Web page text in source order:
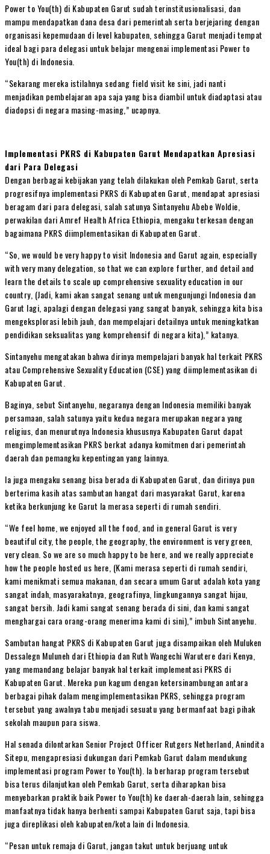
Power to You(th) di Kabupaten Garut sudah terinstitusionalisasi, dan
mampu mendapatkan dana desa dari pemerintah serta berjejaring dengan
organisasi kepemudaan di level kabupaten, sehingga Garut menjadi tempat
ideal bagi para delegasi untuk belajar mengenai implementasi Power to
You(th) di Indonesia.
“Sekarang mereka istilahnya sedang field visit ke sini, jadi nanti
menjadikan pembelajaran apa saja yang bisa diambil untuk diadaptasi atau
diadopsi di negara masing-masing,” ucapnya.
Implementasi PKRS di Kabupaten Garut Mendapatkan Apresiasi
dari Para Delegasi
Dengan berbagai kebijakan yang telah dilakukan oleh Pemkab Garut, serta
progresifnya implementasi PKRS di Kabupaten Garut, mendapat apresiasi
beragam dari para delegasi, salah satunya Sintanyehu Abebe Woldie,
perwakilan dari Amref Health Africa Ethiopia, mengaku terkesan dengan
bagaimana PKRS diimplementasikan di Kabupaten Garut.
“So, we would be very happy to visit Indonesia and Garut again, especially
with very many delegation, so that we can explore further, and detail and
learn the details to scale up comprehensive sexuality education in our
country, (Jadi, kami akan sangat senang untuk mengunjungi Indonesia dan
Garut lagi, apalagi dengan delegasi yang sangat banyak, sehingga kita bisa
mengeksplorasi lebih jauh, dan mempelajari detailnya untuk meningkatkan
pendidikan seksualitas yang komprehensif di negara kita),” katanya.
Sintanyehu mengatakan bahwa dirinya mempelajari banyak hal terkait PKRS
atau Comprehensive Sexuality Education (CSE) yang diimplementasikan di
Kabupaten Garut.
Baginya, sebut Sintanyehu, negaranya dengan Indonesia memiliki banyak
persamaan, salah satunya yaitu kedua negara merupakan negara yang
religius, dan menurutnya Indonesia khususnya Kabupaten Garut dapat
mengimplementasikan PKRS berkat adanya komitmen dari pemerintah
daerah dan pemangku kepentingan yang lainnya.
Ia juga mengaku senang bisa berada di Kabupaten Garut, dan dirinya pun
berterima kasih atas sambutan hangat dari masyarakat Garut, karena
ketika berkunjung ke Garut Ia merasa seperti di rumah sendiri.
“We feel home, we enjoyed all the food, and in general Garut is very
beautiful city, the people, the geography, the environment is very green,
very clean. So we are so much happy to be here, and we really appreciate
how the people hosted us here, (Kami merasa seperti di rumah sendiri,
kami menikmati semua makanan, dan secara umum Garut adalah kota yang
sangat indah, masyarakatnya, geografinya, lingkungannya sangat hijau,
sangat bersih. Jadi kami sangat senang berada di sini, dan kami sangat
menghargai cara orang-orang menerima kami di sini),” imbuh Sintanyehu.
Sambutan hangat PKRS di Kabupaten Garut juga disampaikan oleh Muluken
Dessalegn Muluneh dari Ethiopia dan Ruth Wangechi Warutere dari Kenya,
yang memandang belajar banyak hal terkait implementasi PKRS di
Kabupaten Garut. Mereka pun kagum dengan ketersinambungan antara
berbagai pihak dalam mengimplementasikan PKRS, sehingga program
tersebut yang awalnya tabu menjadi sesuatu yang bermanfaat bagi pihak
sekolah maupun para siswa.
Hal senada dilontarkan Senior Project Officer Rutgers Netherland, Anindita
Sitepu, mengapresiasi dukungan dari Pemkab Garut dalam mendukung
implementasi program Power to You(th). Ia berharap program tersebut
bisa terus dilanjutkan oleh Pemkab Garut, serta diharapkan bisa
menyebarkan praktik baik Power to You(th) ke daerah-daerah lain, sehingga
manfaatnya tidak hanya berhenti sampai Kabupaten Garut saja, tapi bisa
juga direplikasi oleh kabupaten/kota lain di Indonesia.
“Pesan untuk remaja di Garut, jangan takut untuk berjuang untuk